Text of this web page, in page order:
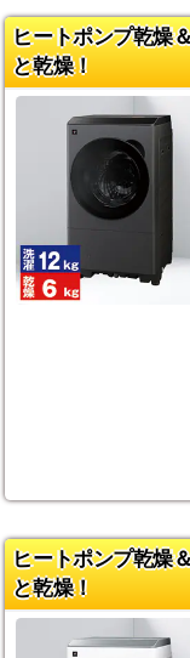
ヒートポンプ乾燥
と乾燥！
ヒートポンプ乾燥
と乾燥！